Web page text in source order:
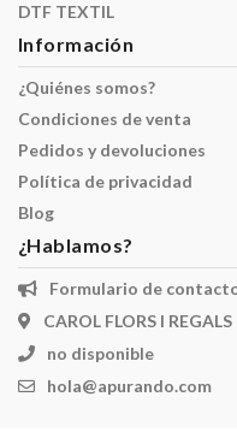
DTF TEXTIL
Información
¿Quiénes somos?
Condiciones de venta
Pedidos y devoluciones
Política de privacidad
Blog
¿Hablamos?
Formulario de
CAROL FLORS I REGALS
no disponible
hola@apurando.com